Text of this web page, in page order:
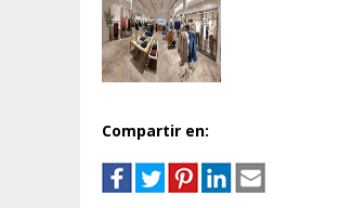
Compartir en: